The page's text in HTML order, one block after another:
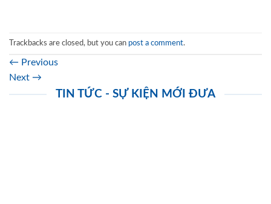
Trackbacks are closed, but you can post a comment.
← Previous
Next →
TIN TỨC - SỰ KIỆN MỚI ĐƯA